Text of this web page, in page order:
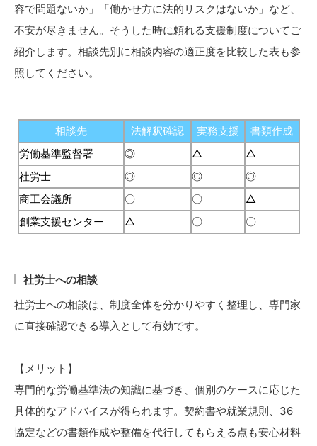
容で問題ないか」「働かせ方に法的リスクはないか」など、
不安が尽きません。そうした時に頼れる支援制度についてご
紹介します。相談先別に相談内容の適正度を比較した表も参
照してください。
相談先 法解釈確認 実務支援
書類作成
労働基準監督署
◎ △
△
社労士
◎ ◎
◎
商工会議所
〇 〇
△
創業支援センター
△ 〇 〇
社労士への相談
社労士への相談は、制度全体を分かりやすく整理し、専門家
に直接確認できる導入として有効です。
【メリット】
専門的な労働基準法の知識に基づき、個別のケースに応じた
具体的なアドバイスが得られます。契約書や就業規則、36
協定などの書類作成や整備を代行してもらえる点も安心材料